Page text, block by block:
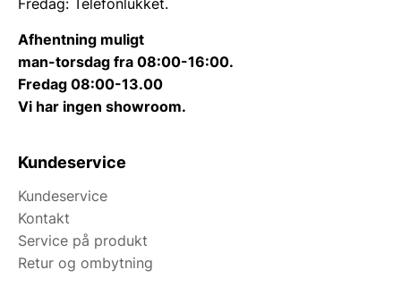
Fredag: Telefonlukket.
Afhentning muligt
man-torsdag fra 08:00-16:00.
Fredag 08:00-13.00
Vi har ingen showroom.
Kundeservice
Kundeservice
Kontakt
Service på produkt
Retur og ombytning